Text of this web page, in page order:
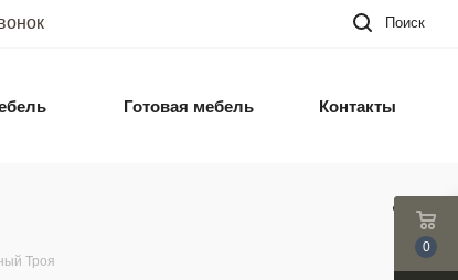
Поиск
Готовая мебель Контакты
Троя
0